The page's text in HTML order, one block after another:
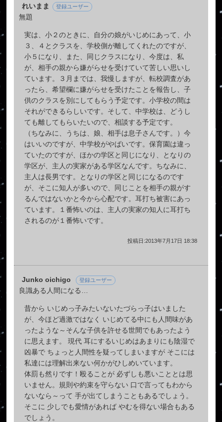
れいまま 登録ユーザー
無題
実は、小２のときに、自分の娘がいじめにあって、小
３、４とクラスを、学校側が離してくれたのですが、
小５になり、また、同じクラスになり、今度は、私
が、相手の親から嫌がらせを受けていて苦しい思いし
ています。３月までは、我慢しますが、転校調査があ
ったら、希望欄に嫌がらせを受けたことを報告し、子
供のクラスを別にしてもらう予定です。小学校の間は
それができるらしいです。そして、中学校は、どうし
ても離してもらいたいので、相談する予定です。
（ちなみに、うちは、娘、相手は息子さんです。）今
はいいのですが、中学校がやばいです。保育園は違っ
ていたのですが、ほかの学区と同じになり、となりの
学区が、主人の実家がある学区なんです。ちなみに、
主人は長男です。となりの学区と同じになるのです
が、そこに知人が多いので、同じことを相手の親がす
るんではないかと今から心配です。耳打ち被害にあっ
ています。１番怖いのは、主人の実家の知人に耳打ち
されるのが１番怖いです。
投稿日:2013年7月17日 18:38
Junko oichigo 登録ユーザー
良識ある人間になる…
昔から いじめっ子みたいないたづらっ子はいました
が、今ほど過激ではなく いじめてる中にも人間味があ
ったような～そんな子供を許せる世間でもあったよう
に思えます。 現代 耳にするいじめはあまりにも陰湿で
凶暴で ちょっと人間性を疑ってしまいますが そこには
私達には理解出来ない何かがひしめいています。
体罰も然りです！殴ることが 必ずしも悪いこととは思
いません。規則や約束を守らない 口で言ってもわから
ないなら～って 手が出てしまうこともあるでしょう。
そこに 少しでも愛情があれば やむを得ない場合もある
でしょう。